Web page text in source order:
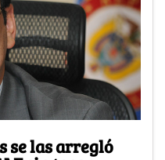
se las arregló